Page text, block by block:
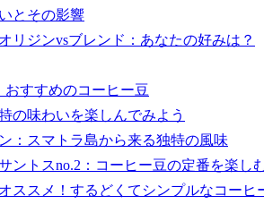
とその影響
リジンvsブレンド：あなたの好みは？
おすすめのコーヒー豆
の味わいを楽しんでみよう
：スマトラ島から来る独特の風味
ントスno.2：コーヒー豆の定番を楽し
ススメ！するどくてシンプルなコーヒ